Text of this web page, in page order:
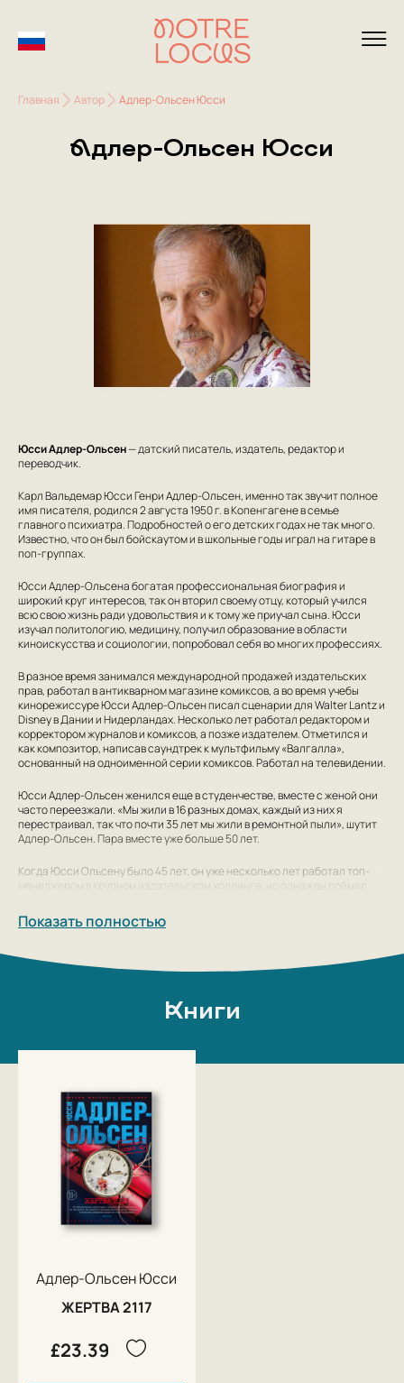
Главная Автор Адлер-Ольсен Юсси
Адлер-Ольсен Юсси
Юсси Адлер-Ольсен— датский писатель, издатель, редактор и
переводчик.
Карл Вальдемар Юсси Генри Адлер-Ольсен, именно так звучит полное
имя писателя, родился 2 августа 1950 г. в Копенгагене в семье
главного психиатра. Подробностей о его детских годах не так много.
Известно, что он был бойскаутом и в школьные годы играл на гитаре в
поп-группах.
Юсси Адлер-Ольсена богатая профессиональная биография и
широкий круг интересов, так он вторил своему отцу, который учился
всю свою жизнь ради удовольствия и к тому же приучал сына. Юсси
изучал политологию, медицину, получил образование в области
киноискусства и социологии, попробовал себя во многих профессиях.
В разное время занимался международной продажей издательских
прав, работал в антикварном магазине комиксов, а во время учебы
кинорежиссуре Юсси Адлер-Ольсен писал сценарии для Walter Lantz и
Disney в Дании и Нидерландах. Несколько лет работал редактором и
корректором журналов и комиксов, а позже издателем. Отметился и
как композитор, написав саундтрек к мультфильму «Валгалла»,
основанный на одноименной серии комиксов. Работал на телевидении.
Юсси Адлер-Ольсен женился еще в студенчестве, вместе с женой они
часто переезжали. «Мы жили в 16 разных домах, каждый из них я
перестраивал, так что почти 35 лет мы жили в ремонтной пыли», шутит
Адлер-Ольсен. Пара вместе уже больше 50 лет.
Когда Юсси Ольсену было 45 лет, он уже несколько лет работал топ-
менеджером в крупном издательском холдинге, но однажды поймал
коллег в могилу. Заканчивать столь плачевно не хотелось, он пришел к
жене и поделился идеей своей собственной книги и желанием все
она поддержала мужа.
началась с книги «Дом алфавита» — триллера о двух летчиках, которые
симулируют безумие и попадают в психиатрическую лечебницу,
оказался весьма успешным, критики отметили, с каким знанием дела
Юсси Ольсен описал характеры и эмоциональное состояние героев,
В 2011 г. вышла первая книга цикла «Отдел Q». История талантливого и
меланхоличного детектива Карла Мёрка, которого после тяжелого
дела переводят в специально созданный отдел «Q». Задача детектива
— вместе с командой расследовать дела, некогда гремевшие на всю
страну, но так и не решенные. Первым вышел роман «Женщина в
клетке» и уже тогда Адлер-Ольсен задумал, что цикл будет
насчитывать десять книг.
Первые книги детективного цикла сделали Адлер-Ольсена по-
Показать полностью
Книги
Адлер-Ольсен Юсси
ЖЕРТВА 2117
£23.39